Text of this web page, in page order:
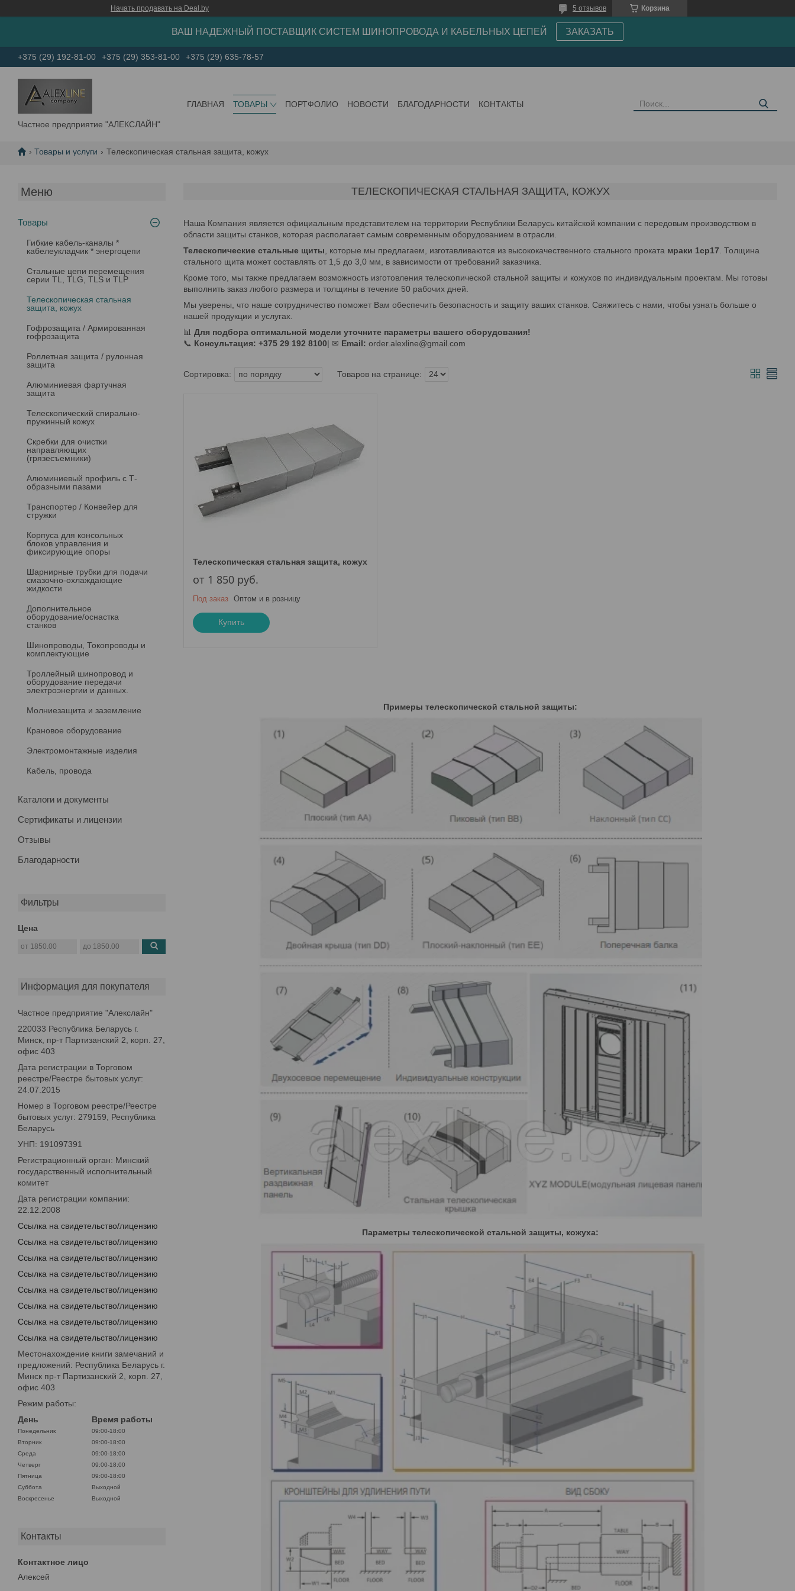
Начать продавать на Deal.by Корзина
5 отзывов
ВАШ НАДЕЖНЫЙ ПОСТАВЩИК СИСТЕМ ШИНОПРОВОДА И КАБЕЛЬНЫХ ЦЕПЕЙ ЗАКАЗАТЬ
+375 (29) 192-81-00 +375 (29) 353-81-00 +375 (29) 635-78-57
Частное предприятие "АЛЕКСЛАЙН"
ГЛАВНАЯ ТОВАРЫ ПОРТФОЛИО НОВОСТИ БЛАГОДАРНОСТИ КОНТАКТЫ
Товары и услуги Телескопическая стальная защита, кожух
Товары
Гибкие кабель-каналы *
кабелеукладчик * энергоцепи
Стальные цепи перемещения
серии TL, TLG, TLS и TLP
Телескопическая стальная
защита, кожух
Гофрозащита / Армированная
гофрозащита
Роллетная защита / рулонная
защита
Алюминиевая фартучная
защита
Телескопический спирально-
пружинный кожух
Скребки для очистки
направляющих
(грязесъемники)
Алюминиевый профиль с Т-
образными пазами
Транспортер / Конвейер для
стружки
Корпуса для консольных
блоков управления и
фиксирующие опоры
Шарнирные трубки для подачи
cмазочно-охлаждающие
жидкости
Дополнительное
оборудование/оснастка
станков
Шинопроводы, Токопроводы и
комплектующие
Троллейный шинопровод и
оборудование передачи
электроэнергии и данных.
Молниезащита и заземление
Крановое оборудование
Электромонтажные изделия
Кабель, провода
Каталоги и документы
Сертификаты и лицензии
Отзывы
Благодарности
Фильтры
Цена
Информация для покупателя
Частное предприятие "Алекслайн"
220033 Республика Беларусь г.
Минск, пр-т Партизанский 2, корп. 27,
офис 403
Дата регистрации в Торговом
реестре/Реестре бытовых услуг:
24.07.2015
Номер в Торговом реестре/Реестре
бытовых услуг: 279159, Республика
Беларусь
УНП: 191097391
Регистрационный орган: Минский
государственный исполнительный
комитет
Дата регистрации компании:
22.12.2008
Ссылка на свидетельство/лицензию
Ссылка на свидетельство/лицензию
Ссылка на свидетельство/лицензию
Ссылка на свидетельство/лицензию
Ссылка на свидетельство/лицензию
Ссылка на свидетельство/лицензию
Ссылка на свидетельство/лицензию
Ссылка на свидетельство/лицензию
Местонахождение книги замечаний и
предложений: Республика Беларусь г.
Минск пр-т Партизанский 2, корп. 27,
офис 403
Режим работы:
День
Время работы
Понедельник
09:00-18:00
Вторник
09:00-18:00
Среда
09:00-18:00
Четверг
09:00-18:00
Пятница
09:00-18:00
Суббота
Выходной
Воскресенье
Выходной
Контакты
Алексей
ТЕЛЕСКОПИЧЕСКАЯ СТАЛЬНАЯ ЗАЩИТА, КОЖУХ
Наша Компания является официальным представителем на территории Республики Беларусь китайской компании с передовым производством в
области защиты станков, которая располагает самым современным оборудованием в отрасли.
Телескопические стальные щиты , которые мы предлагаем, изготавливаются из высококачественного стального проката мраки 1cp17 . Толщина
стального щита может составлять от 1,5 до 3,0 мм, в зависимости от требований заказчика.
Кроме того, мы также предлагаем возможность изготовления телескопической стальной защиты и кожухов по индивидуальным проектам. Мы готовы
выполнить заказ любого размера и толщины в течение 50 рабочих дней.
Мы уверены, что наше сотрудничество поможет Вам обеспечить безопасность и защиту ваших станков. Свяжитесь с нами, чтобы узнать больше о
нашей продукции и услугах.
📊 Для подбора оптимальной модели уточните параметры вашего оборудования!
📞 Консультация: +375 29 192 8100| ✉ Email: order.alexline@gmail.com
Телескопическая стальная защита, кожух
от 1 850 руб.
Под заказ Оптом и в розницу
Купить
Примеры телескопической стальной защиты:
Параметры телескопической стальной защиты, кожуха: